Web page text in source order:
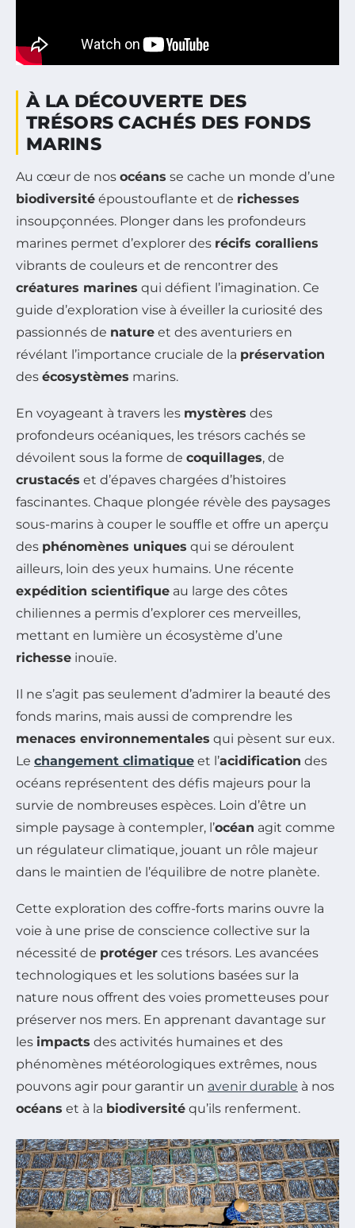
À LA DÉCOUVERTE DES
TRÉSORS CACHÉS DES FONDS
MARINS
Au cœur de nos océans se cache un monde d’une
biodiversité époustouflante et de richesses
insoupçonnées. Plonger dans les profondeurs
marines permet d’explorer des récifs coralliens
vibrants de couleurs et de rencontrer des
créatures marines qui défient l’imagination. Ce
guide d’exploration vise à éveiller la curiosité des
passionnés de nature et des aventuriers en
révélant l’importance cruciale de la préservation
des écosystèmes marins.
En voyageant à travers les mystères des
profondeurs océaniques, les trésors cachés se
dévoilent sous la forme de coquillages, de
crustacés et d’épaves chargées d’histoires
fascinantes. Chaque plongée révèle des paysages
sous-marins à couper le souffle et offre un aperçu
des phénomènes uniques qui se déroulent
ailleurs, loin des yeux humains. Une récente
expédition scientifique au large des côtes
chiliennes a permis d’explorer ces merveilles,
mettant en lumière un écosystème d’une
richesse inouïe.
Il ne s’agit pas seulement d’admirer la beauté des
fonds marins, mais aussi de comprendre les
menaces environnementales qui pèsent sur eux.
Le changement climatique et l’acidification des
océans représentent des défis majeurs pour la
survie de nombreuses espèces. Loin d’être un
simple paysage à contempler, l’océan agit comme
un régulateur climatique, jouant un rôle majeur
dans le maintien de l’équilibre de notre planète.
Cette exploration des coffre-forts marins ouvre la
voie à une prise de conscience collective sur la
nécessité de protéger ces trésors. Les avancées
technologiques et les solutions basées sur la
nature nous offrent des voies prometteuses pour
préserver nos mers. En apprenant davantage sur
les impacts des activités humaines et des
phénomènes météorologiques extrêmes, nous
pouvons agir pour garantir un avenir durable à nos
océans et à la biodiversité qu’ils renferment.